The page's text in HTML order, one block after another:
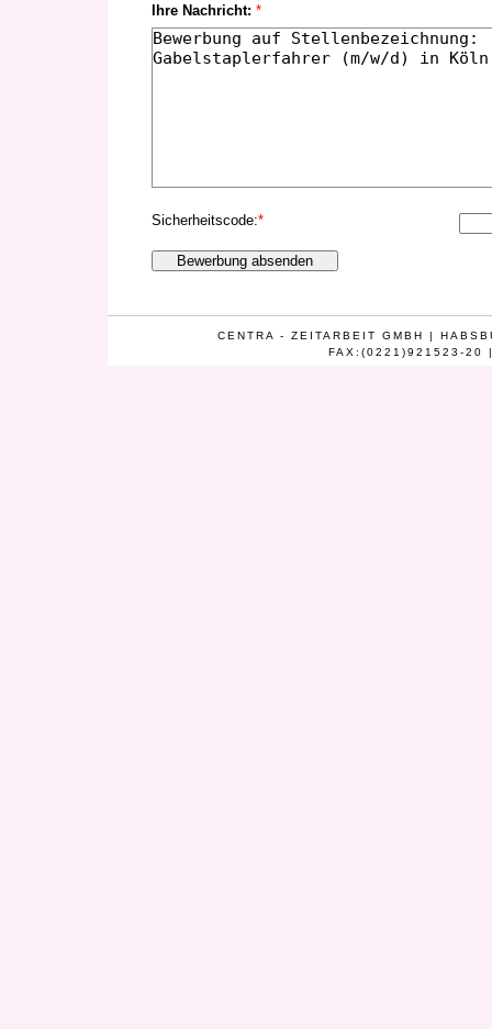
Ihre Nachricht: *
Sicherheitscode:*
CENTRA - ZEITARBEIT GMBH |
FAX:(0221)921523-